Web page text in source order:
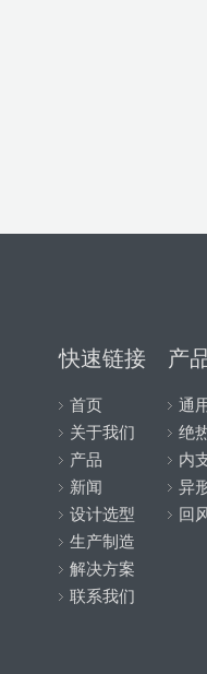
快速链接
首页
关于我们
产品
新闻
设计选型
生产制造
解决方案
联系我们
产
通
绝
内
异
回